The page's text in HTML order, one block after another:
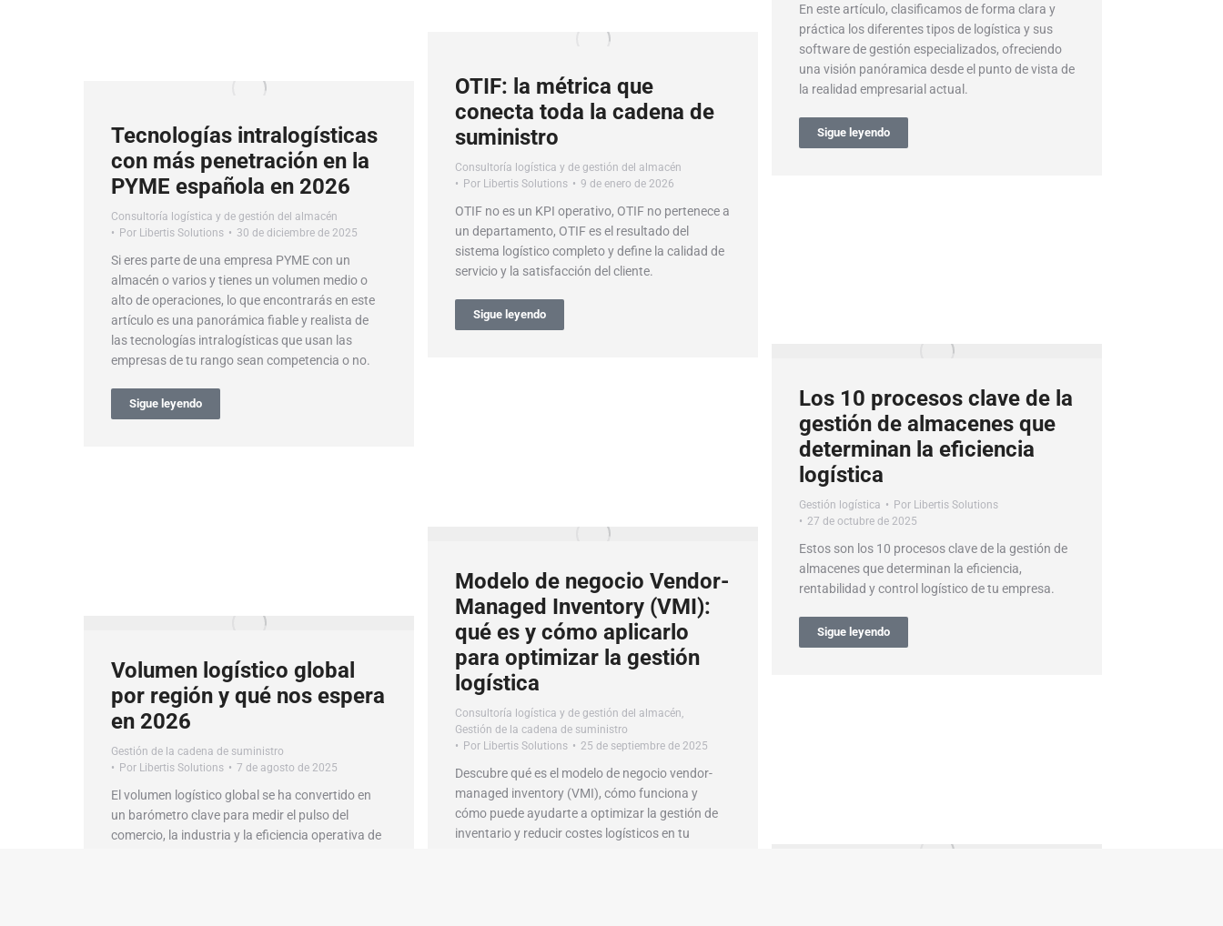
En este artículo, clasificamos de forma clara y
práctica los diferentes tipos de logística y sus
software de gestión especializados, ofreciendo
una visión panóramica desde el punto de vista de
la realidad empresarial actual.
Sigue leyendo
OTIF: la métrica que
conecta toda la cadena de
suministro
Consultoría logística y de gestión del almacén
Por Libertis Solutions 9 de enero de 2026
OTIF no es un KPI operativo, OTIF no pertenece a
un departamento, OTIF es el resultado del
sistema logístico completo y define la calidad de
servicio y la satisfacción del cliente.
Sigue leyendo
Tecnologías intralogísticas
con más penetración en la
PYME española en 2026
Consultoría logística y de gestión del almacén
Por Libertis Solutions 30 de diciembre de 2025
Si eres parte de una empresa PYME con un
almacén o varios y tienes un volumen medio o
alto de operaciones, lo que encontrarás en este
artículo es una panorámica fiable y realista de
las tecnologías intralogísticas que usan las
empresas de tu rango sean competencia o no.
Sigue leyendo
Los 10 procesos clave de la
gestión de almacenes que
determinan la eficiencia
logística
Gestión logística Por Libertis Solutions
27 de octubre de 2025
Estos son los 10 procesos clave de la gestión de
almacenes que determinan la eficiencia,
rentabilidad y control logístico de tu empresa.
Sigue leyendo
Modelo de negocio Vendor-
Managed Inventory (VMI):
qué es y cómo aplicarlo
para optimizar la gestión
logística
Consultoría logística y de gestión del almacén,
Gestión de la cadena de suministro
Por Libertis Solutions 25 de septiembre de 2025
Descubre qué es el modelo de negocio vendor-
managed inventory (VMI), cómo funciona y
cómo puede ayudarte a optimizar la gestión de
inventario y reducir costes logísticos en tu
Volumen logístico global
por región y qué nos espera
en 2026
Gestión de la cadena de suministro
Por Libertis Solutions 7 de agosto de 2025
El volumen logístico global se ha convertido en
un barómetro clave para medir el pulso del
comercio, la industria y la eficiencia operativa de